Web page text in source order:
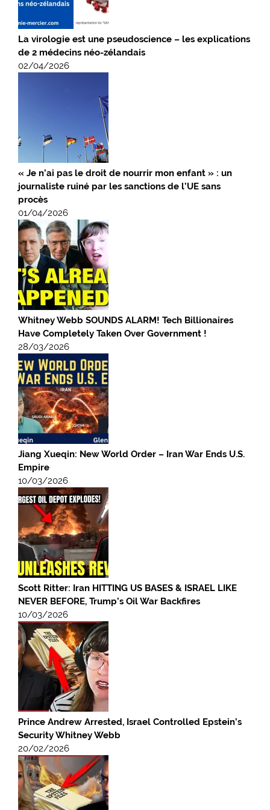
La virologie est une pseudoscience – les explications
de 2 médecins néo-zélandais
02/04/2026
« Je n’ai pas le droit de nourrir mon enfant » : un
journaliste ruiné par les sanctions de l’UE sans
procès
01/04/2026
Whitney Webb SOUNDS ALARM! Tech Billionaires
Have Completely Taken Over Government !
28/03/2026
Jiang Xueqin: New World Order – Iran War Ends U.S.
Empire
10/03/2026
Scott Ritter: Iran HITTING US BASES & ISRAEL LIKE
NEVER BEFORE, Trump’s Oil War Backfires
10/03/2026
Prince Andrew Arrested, Israel Controlled Epstein’s
Security Whitney Webb
20/02/2026